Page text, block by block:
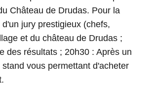
Château de Drudas. Pour la
jury prestigieux (chefs,
et du château de Drudas ;
des résultats ; 20h30 : Après un
vous permettant d'acheter